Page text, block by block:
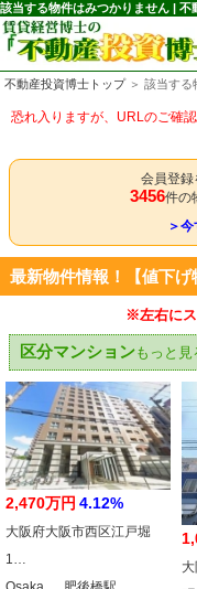
該当する物件はみつかりません | 不
不動産投資博士トップ＞ 該当する
恐れ入りますが、URLのご確認
会員登録
3456件の
＞
最新物件情報！【値下げ
※左右にス
区分マンションもっと見
2,470万円 4.12%
大阪府大阪市西区江戸堀
1…